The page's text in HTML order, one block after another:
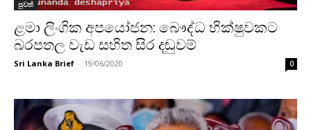
පුවත්
ළමා ලිංගික අපයෝජන: බෞද්ධ භික්ෂුවකට
බරපතල වැඩ සහිත සිර දඬුවම්
Sri Lanka Brief - 19/06/2020 0